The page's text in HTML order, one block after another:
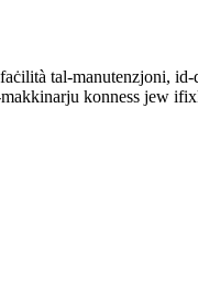
tal-manutenzjoni,
konness jew